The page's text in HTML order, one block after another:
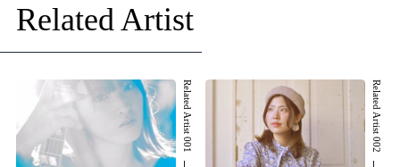
Related Artist
Related Artist 001 Related Artist 002